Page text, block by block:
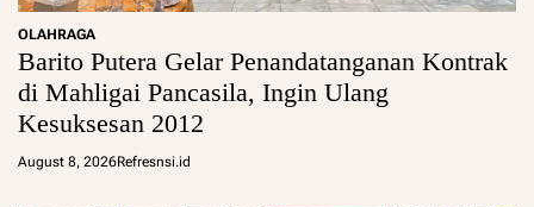
OLAHRAGA
Barito Putera Gelar Penandatanganan Kontrak
di Mahligai Pancasila, Ingin Ulang
Kesuksesan 2012
August 8, 2026Refresnsi.id